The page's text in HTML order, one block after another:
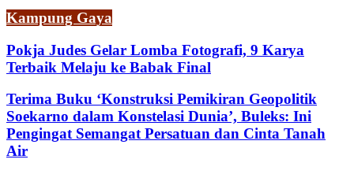
Kampung Gaya
Pokja Judes Gelar Lomba Fotografi, 9 Karya
Terbaik Melaju ke Babak Final
Terima Buku ‘Konstruksi Pemikiran Geopolitik
Soekarno dalam Konstelasi Dunia’, Buleks: Ini
Pengingat Semangat Persatuan dan Cinta Tanah
Air